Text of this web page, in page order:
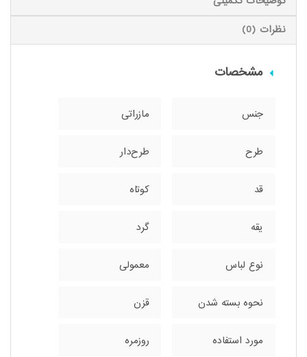
نظرات (0)
مشخصات
جنس مازراتی
طرح طرح‌دار
قد کوتاه
یقه گرد
نوع لباس معمولی
نحوه بسته شدن قزن
مورد استفاده روزمره